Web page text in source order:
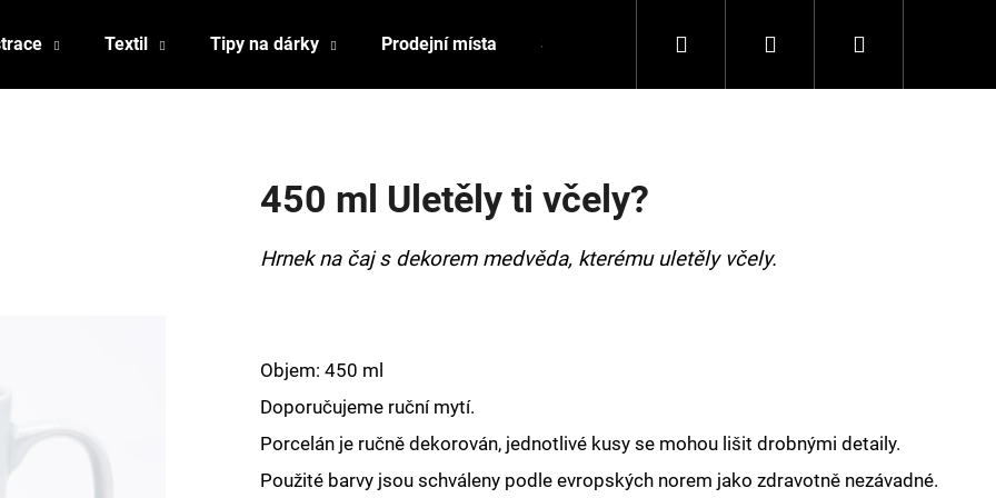
Textil Tipy na dárky Prodejní místa Spolupráce Kontakty
Hledat PřihlášeníNákupní
450 ml Uletěly ti včely?
Hrnek na čaj s dekorem medvěda, kterému uletěly včely.
Objem: 450 ml
Doporučujeme ruční mytí.
Porcelán je ručně dekorován, jednotlivé kusy se mohou lišit drobnými detaily.
Použité barvy jsou schváleny podle evropských norem jako zdravotně nezávadné.
HLEDAT